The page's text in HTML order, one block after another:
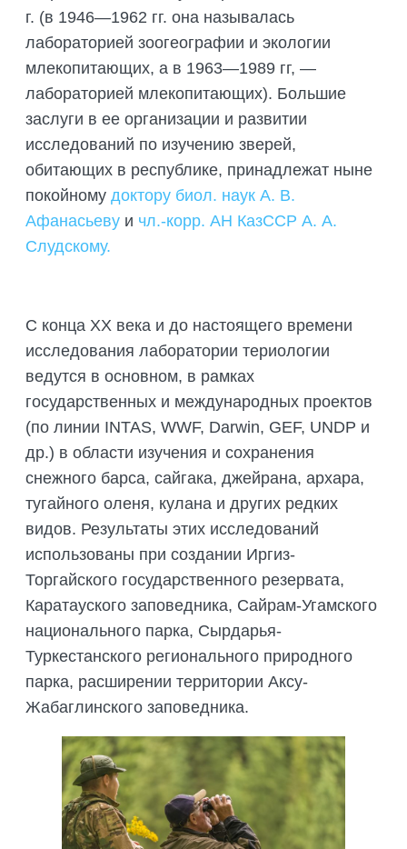
БИОЛОГИЯЛЫҚ НЕГІЗДЕМЕЛЕРДІ
ДАЙЫНДАУ
ТРЕНИНГТЕР МЕН СЕМИНАРЛАР,
ДАЛАЛЫҚ ЭКСКУРСИЯЛАР
ҰЙЫМДАСТЫРУ
ДАЛАЛЫҚ ТӘЖІРИБЕЛЕРДІ,
ТАҒЫЛЫМДАМАЛАРДЫ
ҰЙЫМДАСТЫРУ
г. (в 1946—1962 гг. она называлась
лабораторией зоогеографии и экологии
млекопитающих, а в 1963—1989 гг, —
лабораторией млекопитающих). Большие
заслуги в ее организации и развитии
исследований по изуче­нию зверей,
обитающих в республике, принадлежат ныне
по­койному доктору биол. наук А. В.
Афанасьеву и чл.-корр. АН КазССР А. А.
Слудскому.
С конца XX века и до настоящего времени
исследования лаборатории териологии
ведутся в основном, в рамках
государственных и международных проектов
(по линии INTAS, WWF, Darwin, GEF, UNDP и
др.) в области изучения и сохранения
снежного барса, сайгака, джейрана, архара,
тугайного оленя, кулана и других редких
видов. Результаты этих исследований
использованы при создании Иргиз-
Торгайского государственного резервата,
Каратауского заповедника, Сайрам-Угамского
национального парка, Сырдарья-
Туркестанского регионального природного
парка, расширении территории Аксу-
Жабаглинского заповедника.